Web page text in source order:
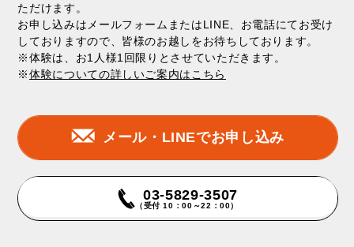
ただけます。
お申し込みはメールフォームまたはLINE、お電話にてお受け
しておりますので、皆様のお越しをお待ちしております。
※体験は、お1人様1回限りとさせていただきます。
※体験についての詳しいご案内はこちら
メール・LINEでお申し込み
03-5829-3507
（受付 10：00～22：00）